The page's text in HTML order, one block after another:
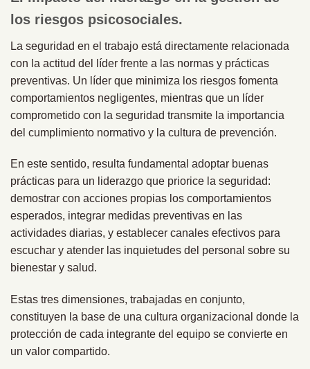
los riesgos psicosociales.
La seguridad en el trabajo está directamente relacionada
con la actitud del líder frente a las normas y prácticas
preventivas. Un líder que minimiza los riesgos fomenta
comportamientos negligentes, mientras que un líder
comprometido con la seguridad transmite la importancia
del cumplimiento normativo y la cultura de prevención.
En este sentido, resulta fundamental adoptar buenas
prácticas para un liderazgo que priorice la seguridad:
demostrar con acciones propias los comportamientos
esperados, integrar medidas preventivas en las
actividades diarias, y establecer canales efectivos para
escuchar y atender las inquietudes del personal sobre su
bienestar y salud.
Estas tres dimensiones, trabajadas en conjunto,
constituyen la base de una cultura organizacional donde la
protección de cada integrante del equipo se convierte en
un valor compartido.